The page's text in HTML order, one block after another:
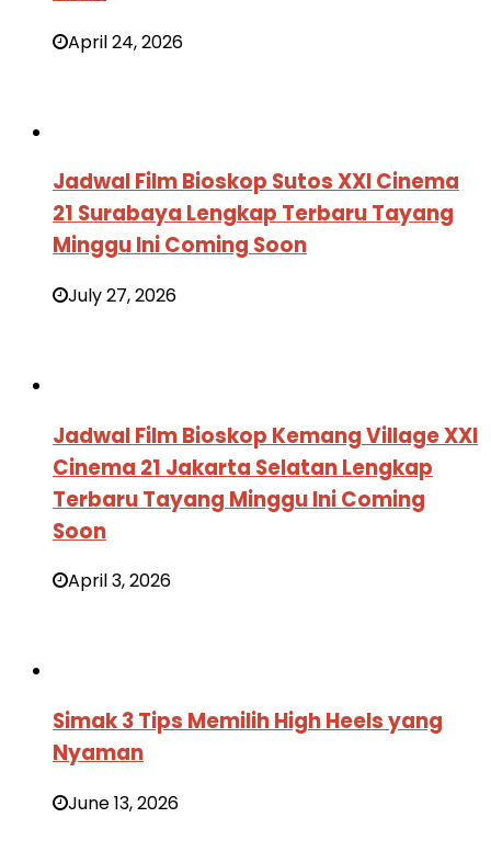
April 24, 2026
Jadwal Film Bioskop Sutos XXI Cinema
21 Surabaya Lengkap Terbaru Tayang
Minggu Ini Coming Soon
July 27, 2026
Jadwal Film Bioskop Kemang Village XXI
Cinema 21 Jakarta Selatan Lengkap
Terbaru Tayang Minggu Ini Coming
Soon
April 3, 2026
Simak 3 Tips Memilih High Heels yang
Nyaman
June 13, 2026